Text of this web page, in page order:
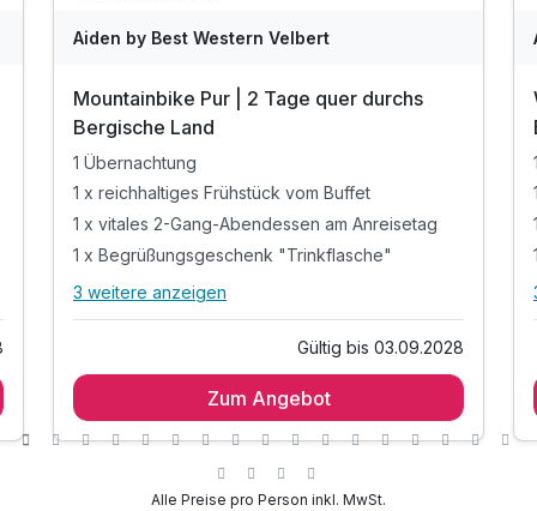
Aiden by Best Western Velbert
Mountainbike Pur | 2 Tage quer durchs
Bergische Land
1 Übernachtung
1 x reichhaltiges Frühstück vom Buffet
1 x vitales 2-Gang-Abendessen am Anreisetag
1 x Begrüßungsgeschenk "Trinkflasche"
Alle Inklusivleistungen
1 x reichhaltiges Frühstück vom Buffet
1 x vitales 2-Gang-Abendessen am Anreisetag
1 x gefüllter Rucksack mit Proviant
3 weitere anzeigen
Gültig bis 03.09.2028
Zum Angebot
Alle Preise pro Person inkl. MwSt.